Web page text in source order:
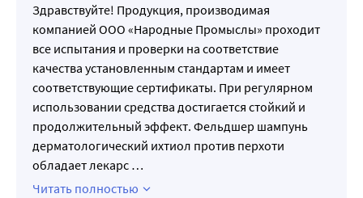
Здравствуйте! Продукция, производимая
компанией ООО «Народные Промыслы» проходит
все испытания и проверки на соответствие
качества установленным стандартам и имеет
соответствующие сертификаты. При регулярном
использовании средства достигается стойкий и
продолжительный эффект. Фельдшер шампунь
дерматологический ихтиол против перхоти
обладает лекарс …
Читать полностью